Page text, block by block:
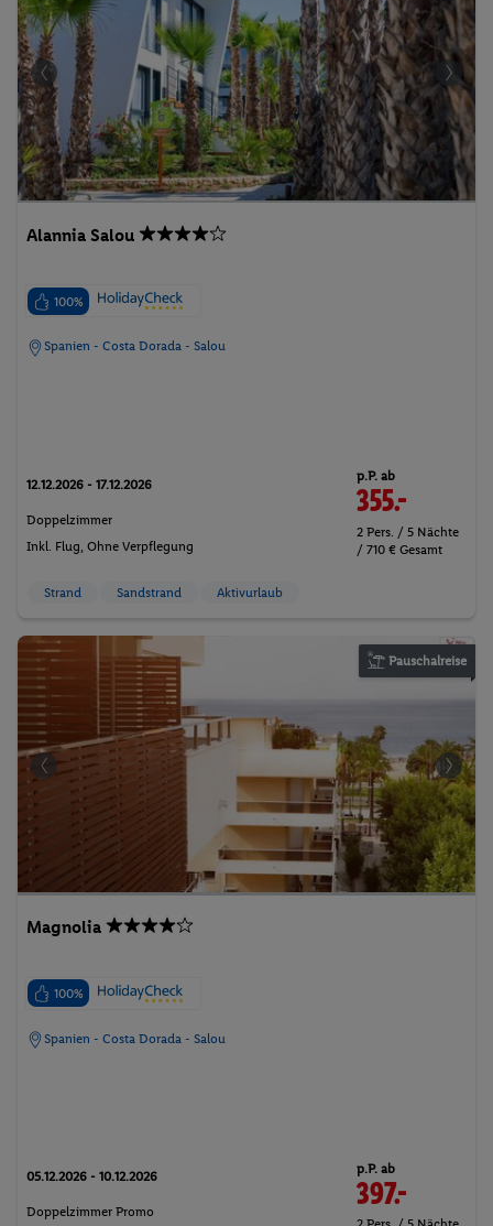
Alannia Salou
100%
Spanien - Costa Dorada - Salou
12.12.2026 - 17.12.2026
Doppelzimmer
Inkl. Flug, Ohne Verpflegung
p.P. ab
355.-
2 Pers. / 5 Nächte
/ 710 € Gesamt
Strand Sandstrand Aktivurlaub
Pauschalreise
Magnolia
100%
Spanien - Costa Dorada - Salou
05.12.2026 - 10.12.2026
Doppelzimmer Promo
p.P. ab
397.-